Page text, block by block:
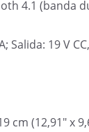
4.1 (banda
Salida: 19 V
cm (12,91″ x